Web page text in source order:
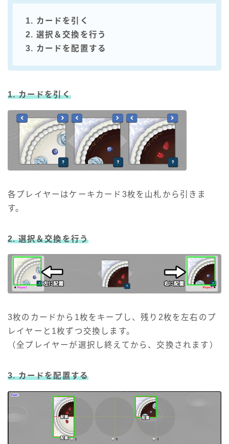
1. カードを引く
2. 選択＆交換を行う
3. カードを配置する
1. カードを引く
各プレイヤーはケーキカード3枚を山札から引きま
す。
2. 選択＆交換を行う
3枚のカードから1枚をキープし、残り2枚を左右のプ
レイヤーと1枚ずつ交換します。
（全プレイヤーが選択し終えてから、交換されます）
3. カードを配置する